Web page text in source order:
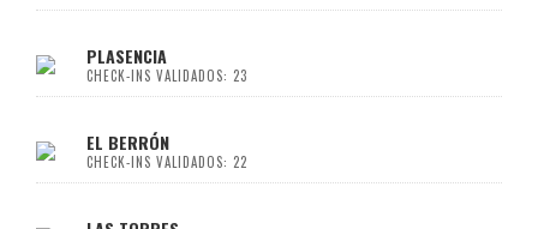
PLASENCIA
CHECK-INS VALIDADOS: 23
EL BERRÓN
CHECK-INS VALIDADOS: 22